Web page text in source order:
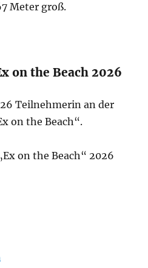
Meter groß.
on the Beach 2026
Teilnehmerin an der
on the Beach“.
on the Beach“ 2026